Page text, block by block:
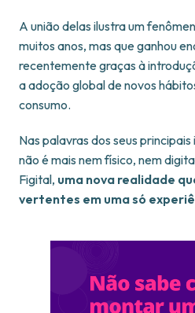
A união delas ilustra um
muitos anos, mas que ganhou
recentemente graças à
a adoção global de novos
consumo.
Nas palavras dos seus
não é mais nem físico, nem
Figital, uma nova realidade
vertentes em uma só